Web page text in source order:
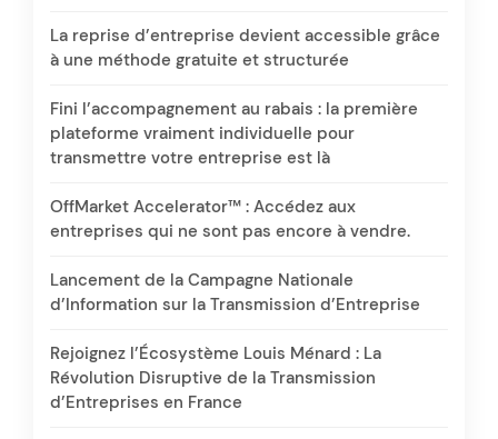
La reprise d’entreprise devient accessible grâce
à une méthode gratuite et structurée
Fini l’accompagnement au rabais : la première
plateforme vraiment individuelle pour
transmettre votre entreprise est là
OffMarket Accelerator™ : Accédez aux
entreprises qui ne sont pas encore à vendre.
Lancement de la Campagne Nationale
d’Information sur la Transmission d’Entreprise
Rejoignez l’Écosystème Louis Ménard : La
Révolution Disruptive de la Transmission
d’Entreprises en France